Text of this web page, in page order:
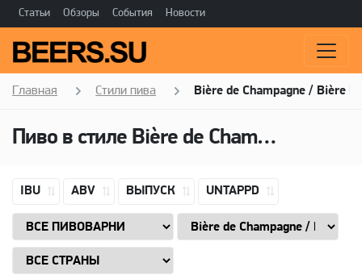
Статьи Обзоры События Новости
Главная Стили пива Bière de Champagne / Bière
Пиво в стиле Bière de Champagne / Bière Brut
IBU ABV ВЫПУСК UNTAPPD